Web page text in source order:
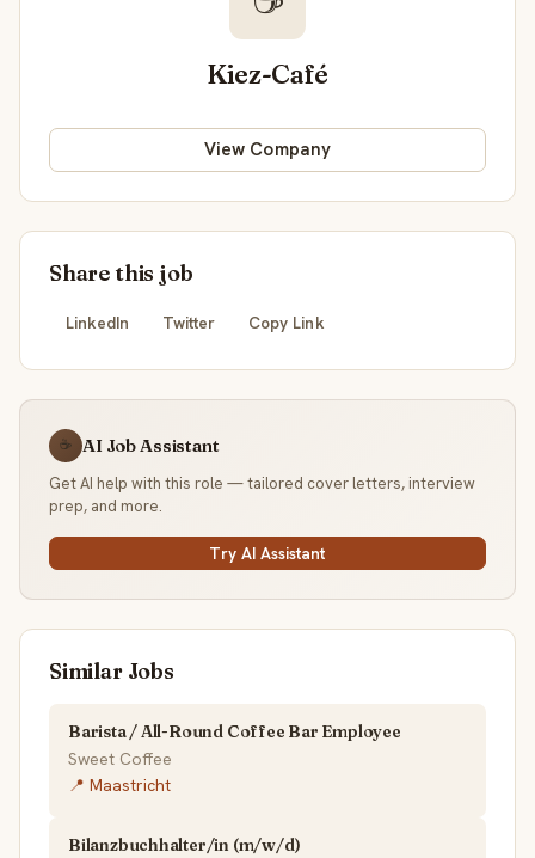
Kiez-Café
View Company
Share this job
LinkedIn Twitter Copy Link
☕ AI Job Assistant
Get AI help with this role — tailored cover letters, interview
prep, and more.
Try AI Assistant
Similar Jobs
Barista / All-Round Coffee Bar Employee
Sweet Coffee
📍 Maastricht
Bilanzbuchhalter/in (m/w/d)